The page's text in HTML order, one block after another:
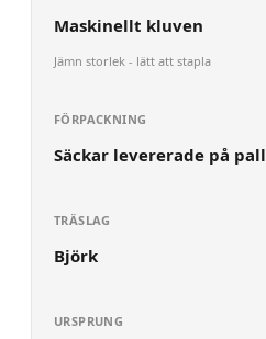
Maskinellt kluven
Jämn storlek - lätt att stapla
FÖRPACKNING
Säckar levererade på pall
TRÄSLAG
Björk
URSPRUNG